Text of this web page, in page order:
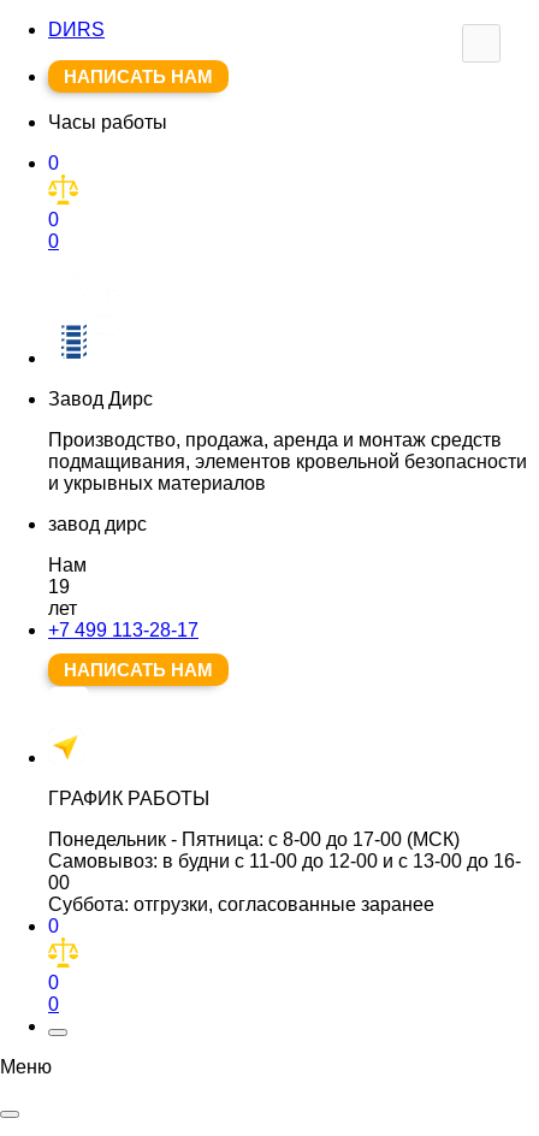
DИRS
НАПИСАТЬ НАМ
Часы работы
0
0
0
Завод Дирс
Производство, продажа, аренда и монтаж средств
подмащивания, элементов кровельной безопасности
и укрывных материалов
завод дирс
Нам
19
лет
+7 499 113-28-17
НАПИСАТЬ НАМ
ГРАФИК РАБОТЫ
Понедельник - Пятница: с 8-00 до 17-00 (МСК)
Самовывоз: в будни с 11-00 до 12-00 и с 13-00 до 16-
00
Суббота: отгрузки, согласованные заранее
0
0
0
Меню